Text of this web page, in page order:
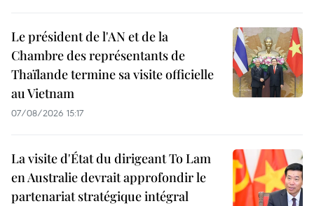
Le président de l'AN et de la
Chambre des représentants de
Thaïlande termine sa visite officielle
au Vietnam
07/08/2026 15:17
La visite d'État du dirigeant To Lam
en Australie devrait approfondir le
partenariat stratégique intégral